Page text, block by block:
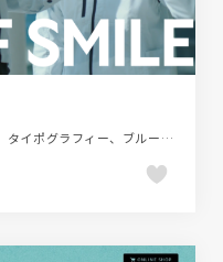
コーポレートサイト、スタイリッシュ、タイポグラフィー、ブルー系、動画が流れる、金融・法律・人材・専門職